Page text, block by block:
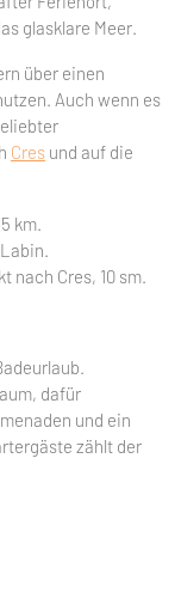
glasklare Meer.
über einen
Auch wenn es
Cres und auf die
km.
nach Cres, 10 sm.
dafür
und ein
zählt der